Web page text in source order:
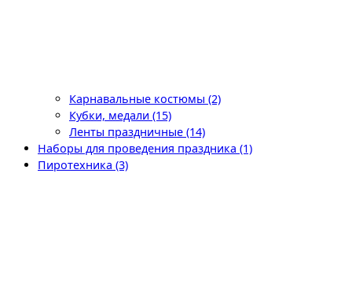
Карнавальные костюмы (2)
Кубки, медали (15)
Ленты праздничные (14)
Наборы для проведения праздника (1)
Пиротехника (3)